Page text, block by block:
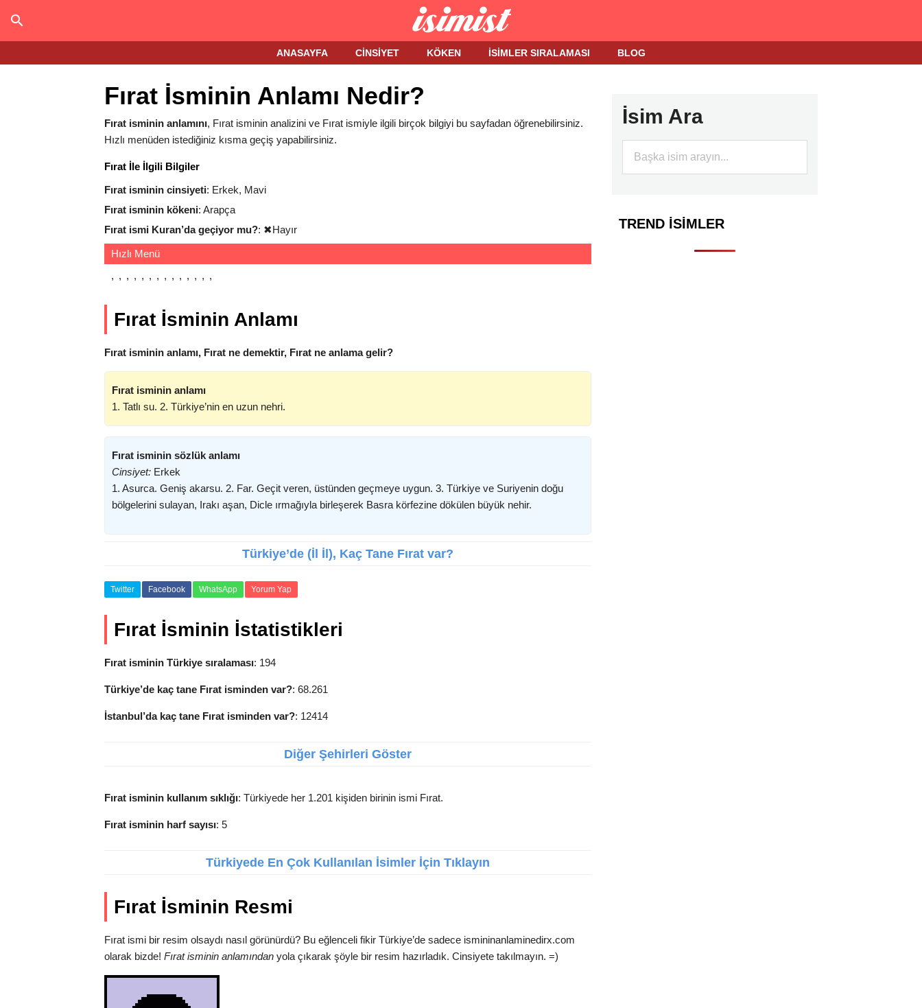
ANASAYFA CINSIYET KÖKEN İSIMLER SIRALAMASI BLOG
Fırat İsminin Anlamı Nedir?
Fırat isminin anlamını, Fırat isminin analizini ve Fırat ismiyle ilgili birçok bilgiyi bu sayfadan öğrenebilirsiniz.
Hızlı menüden istediğiniz kısma geçiş yapabilirsiniz.
Fırat İle İlgili Bilgiler
Fırat isminin cinsiyeti: Erkek, Mavi
Fırat isminin kökeni: Arapça
Fırat ismi Kuran’da geçiyor mu?: ✖Hayır
Hızlı Menü
Fırat İsminin Anlamı
Fırat isminin anlamı, Fırat ne demektir, Fırat ne anlama gelir?
Fırat isminin anlamı
1. Tatlı su. 2. Türkiye’nin en uzun nehri.
Fırat isminin sözlük anlamı
Cinsiyet: Erkek
1. Asurca. Geniş akarsu. 2. Far. Geçit veren, üstünden geçmeye uygun. 3. Türkiye ve Suriyenin doğu
bölgelerini sulayan, Irakı aşan, Dicle ırmağıyla birleşerek Basra körfezine dökülen büyük nehir.
Türkiye’de (İl İl), Kaç Tane Fırat var?
Twitter Facebook WhatsApp Yorum Yap
Fırat İsminin İstatistikleri
Fırat isminin Türkiye sıralaması: 194
Türkiye’de kaç tane Fırat isminden var?: 68.261
İstanbul’da kaç tane Fırat isminden var?: 12414
Diğer Şehirleri Göster
Fırat isminin kullanım sıklığı: Türkiyede her 1.201 kişiden birinin ismi Fırat.
Fırat isminin harf sayısı: 5
Türkiyede En Çok Kullanılan İsimler İçin Tıklayın
Fırat İsminin Resmi
Fırat ismi bir resim olsaydı nasıl görünürdü? Bu eğlenceli fikir Türkiye’de sadece ismininanlaminedirx.com
olarak bizde! Fırat isminin anlamından yola çıkarak şöyle bir resim hazırladık. Cinsiyete takılmayın. =)
İsim Ara
TREND İSIMLER